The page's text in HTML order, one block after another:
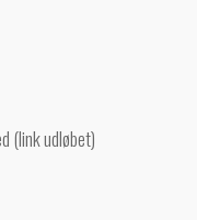
(link udløbet)